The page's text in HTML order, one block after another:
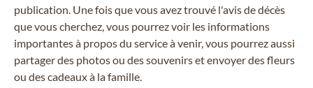
publication. Une fois que vous avez trouvé l'avis de décès
que vous cherchez, vous pourrez voir les informations
importantes à propos du service à venir, vous pourrez aussi
partager des photos ou des souvenirs et envoyer des fleurs
ou des cadeaux à la famille.